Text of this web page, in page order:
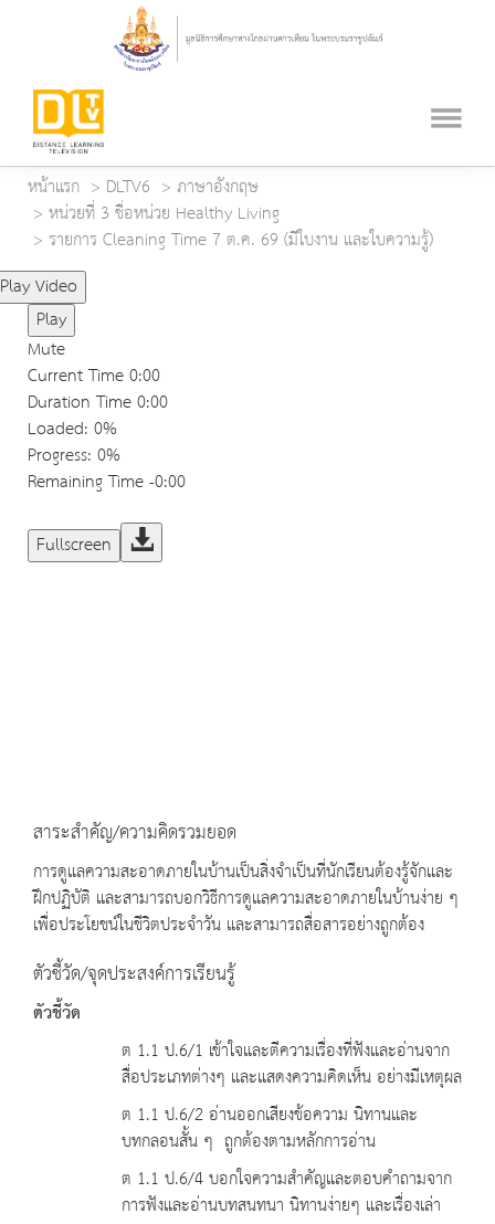
หน้าแรก DLTV6
ภาษาอังกฤษ
หน่วยที่ 3 ชื่อหน่วย Healthy Living
รายการ Cleaning Time 7 ต.ค. 69 (มีใบงาน และใบความรู้)
Play Video
Play
Mute
Current Time0:00
Duration Time0:00
Loaded: 0%
Progress: 0%
Remaining Time-0:00
Fullscreen
สาระสำคัญ/ความคิดรวมยอด
การดูแลความสะอาดภายในบ้านเป็นสิ่งจำเป็นที่นักเรียนต้องรู้จักและ
ฝึกปฏิบัติ และสามารถบอกวิธีการดูแลความสะอาดภายในบ้านง่าย ๆ
เพื่อประโยชน์ในชีวิตประจำวัน และสามารถสื่อสารอย่างถูกต้อง
ตัวชี้วัด/จุดประสงค์การเรียนรู้
ตัวชี้วัด
ต 1.1 ป.6/1 เข้าใจและตีความเรื่องที่ฟังและอ่านจาก
สื่อประเภทต่างๆ และแสดงความคิดเห็น อย่างมีเหตุผล
ต 1.1 ป.6/2 อ่านออกเสียงข้อความ นิทานและ
บทกลอนสั้น ๆ ถูกต้องตามหลักการอ่าน
ต 1.1 ป.6/4 บอกใจความสำคัญและตอบคำถามจาก
การฟังและอ่านบทสนทนา นิทานง่ายๆ และเรื่องเล่า